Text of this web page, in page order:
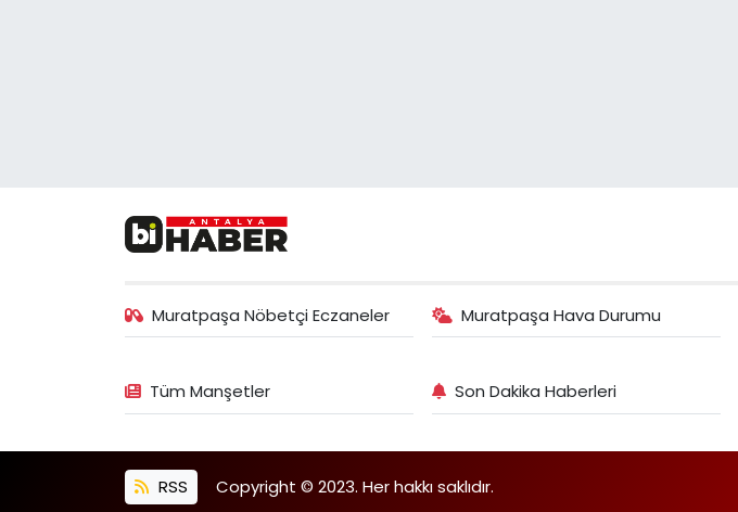
Muratpaşa Nöbetçi Eczaneler Muratpaşa Hava Durumu
Tüm Manşetler Son Dakika Haberleri
RSS Copyright © 2023. Her hakkı saklıdır.